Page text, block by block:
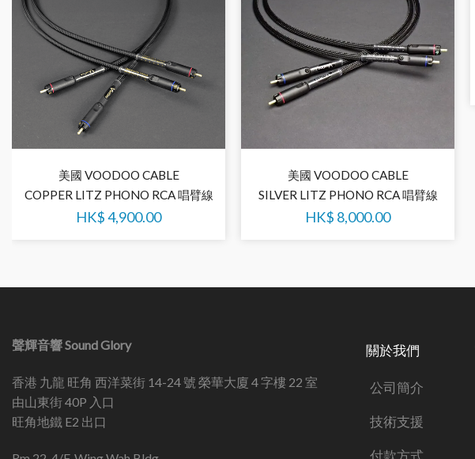
美國 VOODOO CABLE
COPPER LITZ PHONO RCA 唱臂線
HK$4,900.00
美國 VOODOO CABLE
SILVER LITZ PHONO RCA 唱臂線
HK$ 8,000.00
聲輝音響 Sound Glory
香港 九龍 旺角 西洋菜街 14-24 號 榮華大廈 4 字樓 22 室
由山東街 40P 入口
旺角地鐵 E2 出口
關於我們
公司簡介
技術支援